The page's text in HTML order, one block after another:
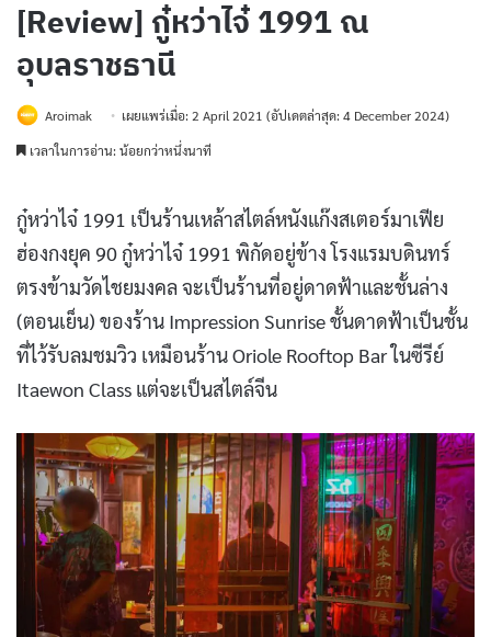
[Review] กู๋หว่าไจ๋ 1991 ณ
อุบลราชธานี
Aroimak เผยแพร่เมื่อ: 2 April 2021 (อัปเดตล่าสุด: 4 December 2024)
เวลาในการอ่าน: น้อยกว่าหนึ่งนาที
กู๋หว่าไจ๋ 1991 เป็นร้านเหล้าสไตล์หนังแก๊งสเตอร์มาเฟีย
ฮ่องกงยุค 90 กู๋หว่าไจ๋ 1991 พิกัดอยู่ข้าง โรงแรมบดินทร์
ตรงข้ามวัดไชยมงคล จะเป็นร้านที่อยู่ดาดฟ้าและชั้นล่าง
(ตอนเย็น) ของร้าน Impression Sunrise ชั้นดาดฟ้าเป็นชั้น
ที่ไว้รับลมชมวิว เหมือนร้าน Oriole Rooftop Bar ในซีรีย์
Itaewon Class แต่จะเป็นสไตล์จีน